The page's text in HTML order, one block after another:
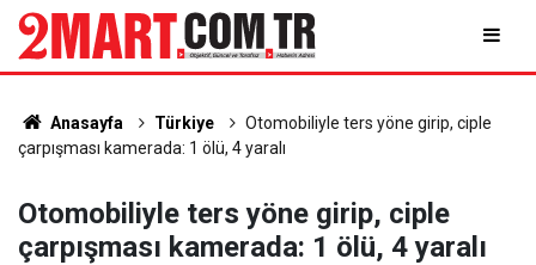
Anasayfa Türkiye
Otomobiliyle ters yöne girip, ciple
çarpışması kamerada: 1 ölü, 4 yaralı
Otomobiliyle ters yöne girip, ciple
çarpışması kamerada: 1 ölü, 4 yaralı